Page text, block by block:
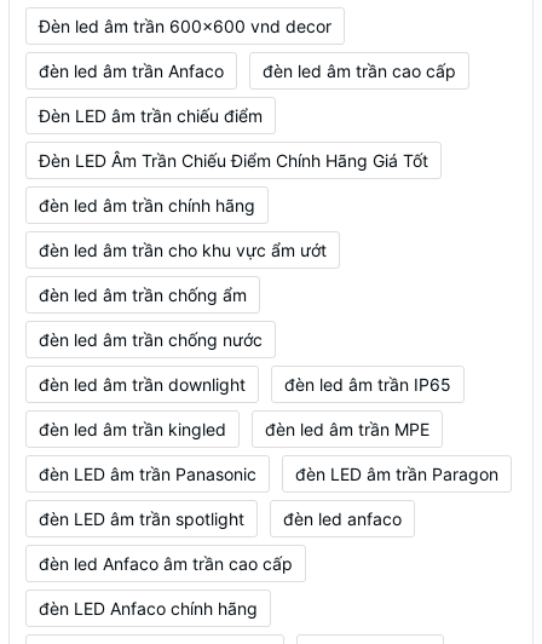
Đèn led âm trần 600x600 vnd decor
đèn led âm trần Anfaco đèn led âm trần cao cấp
Đèn LED âm trần chiếu điểm
Đèn LED Âm Trần Chiếu Điểm Chính Hãng Giá Tốt
đèn led âm trần chính hãng
đèn led âm trần cho khu vực ẩm ướt
đèn led âm trần chống ẩm
đèn led âm trần chống nước
đèn led âm trần downlight đèn led âm trần IP65
đèn led âm trần kingled đèn led âm trần MPE
đèn LED âm trần Panasonic đèn LED âm trần Paragon
đèn LED âm trần spotlight đèn led anfaco
đèn led Anfaco âm trần cao cấp
đèn LED Anfaco chính hãng